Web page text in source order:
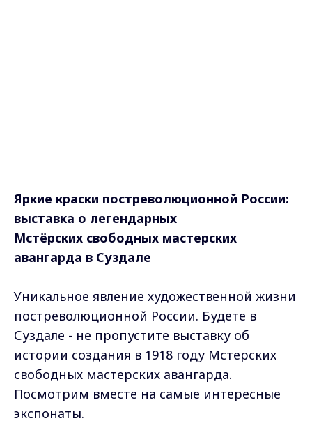
Яркие краски постреволюционной России:
выставка о легендарных
Мстёрских свободных мастерских
авангарда в Суздале
Уникальное явление художественной жизни
постреволюционной России. Будете в
Суздале - не пропустите выставку об
истории создания в 1918 году Мстерских
свободных мастерских авангарда.
Посмотрим вместе на самые интересные
экспонаты.